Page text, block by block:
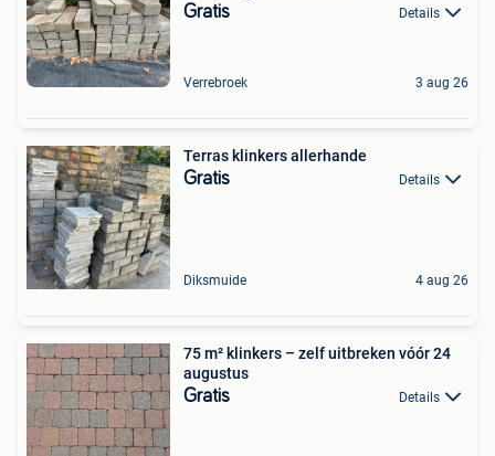
Gratis Details
Verrebroek 3 aug 26
Terras klinkers allerhande
Gratis Details
Diksmuide 4 aug 26
75 m² klinkers – zelf uitbreken vóór 24
augustus
Gratis Details